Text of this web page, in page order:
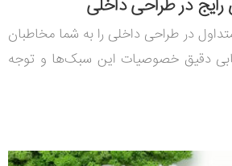
در طراحی داخلی
8 سبک متداول در طراحی داخلی را به شما مخاطبان
دقیق خصوصیات این سبک‌ها و توجه